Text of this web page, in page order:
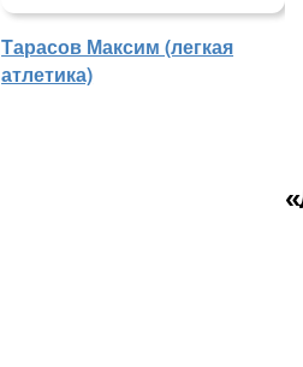
Тарасов Максим (легкая
атлетика)